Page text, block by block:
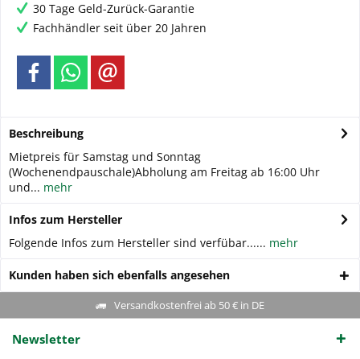
30 Tage Geld-Zurück-Garantie
Fachhändler seit über 20 Jahren
Beschreibung
Mietpreis für Samstag und Sonntag
(Wochenendpauschale)Abholung am Freitag ab 16:00 Uhr
und... mehr
Infos zum Hersteller
Folgende Infos zum Hersteller sind verfübar...... mehr
Kunden haben sich ebenfalls angesehen
Versandkostenfrei ab 50 € in DE
Newsletter